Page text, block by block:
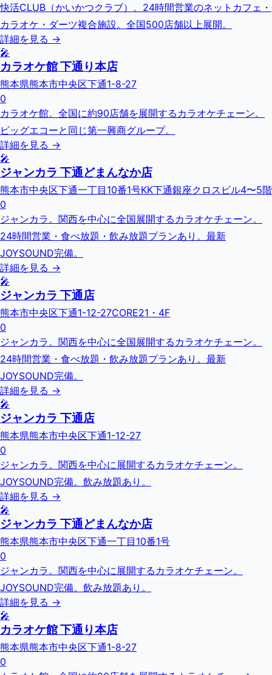
快活CLUB（かいかつクラブ）。24時間営業のネットカフェ・
カラオケ・ダーツ複合施設。全国500店舗以上展開。
詳細を見る →
🎤
カラオケ館 下通り本店
熊本県熊本市中央区下通1-8-27
0
カラオケ館。全国に約90店舗を展開するカラオケチェーン。
ビッグエコーと同じ第一興商グループ。
詳細を見る →
🎤
ジャンカラ 下通どまんなか店
熊本市中央区下通一丁目10番1号KK下通銀座クロスビル4〜5階
0
ジャンカラ。関西を中心に全国展開するカラオケチェーン。
24時間営業・食べ放題・飲み放題プランあり。最新
JOYSOUND完備。
詳細を見る →
🎤
ジャンカラ 下通店
熊本市中央区下通1-12-27CORE21・4F
0
ジャンカラ。関西を中心に全国展開するカラオケチェーン。
24時間営業・食べ放題・飲み放題プランあり。最新
JOYSOUND完備。
詳細を見る →
🎤
ジャンカラ 下通店
熊本県熊本市中央区下通1-12-27
0
ジャンカラ。関西を中心に展開するカラオケチェーン。
JOYSOUND完備。飲み放題あり。
詳細を見る →
🎤
ジャンカラ 下通どまんなか店
熊本県熊本市中央区下通一丁目10番1号
0
ジャンカラ。関西を中心に展開するカラオケチェーン。
JOYSOUND完備。飲み放題あり。
詳細を見る →
🎤
カラオケ館 下通り本店
熊本県熊本市中央区下通1-8-27
0